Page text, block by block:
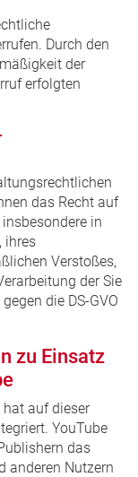
Durch den
der
erfolgten
das Recht auf
in
ihres
Verstoßes,
der Sie
die DS-GVO
zu Einsatz
hat auf dieser
YouTube
das
anderen Nutzern